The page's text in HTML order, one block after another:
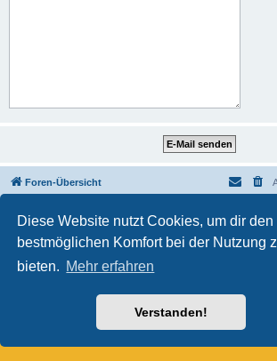
Diese Website nutzt Cookies, um dir den
bestmöglichen Komfort bei der Nutzung
bieten. Mehr erfahren
Verstanden!
Foren-Übersicht
Powered by phpBB
® Forum Software ©
Deutsche Übersetzung durch
Datenschutz|Nutzungsbedingungen